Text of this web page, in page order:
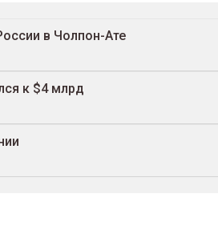
в Чолпон-Ате
к $4 млрд